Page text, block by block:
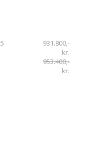
931.800,-
kr.
953.400,-
kr.